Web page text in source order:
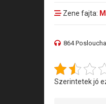
Zene fajta:
864
Szerintetek jó